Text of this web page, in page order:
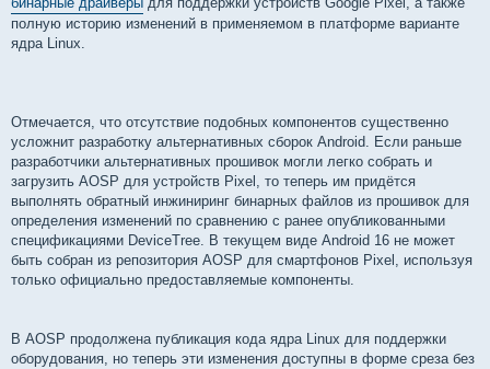
полную историю изменений в применяемом в платформе варианте
ядра Linux.
Отмечается, что отсутствие подобных компонентов существенно
усложнит разработку альтернативных сборок Android. Если раньше
разработчики альтернативных прошивок могли легко собрать и
загрузить AOSP для устройств Pixel, то теперь им придётся
выполнять обратный инжиниринг бинарных файлов из прошивок для
определения изменений по сравнению с ранее опубликованными
спецификациями DeviceTree. В текущем виде Android 16 не может
быть собран из репозитория AOSP для смартфонов Pixel, используя
только официально предоставляемые компоненты.
В AOSP продолжена публикация кода ядра Linux для поддержки
оборудования, но теперь эти изменения доступны в форме среза без